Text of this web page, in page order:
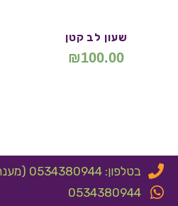
שעון לב קטן
₪100.00
בטלפון: 0534380944 (מענה בשעות הבוקר בלבד)
0534380944